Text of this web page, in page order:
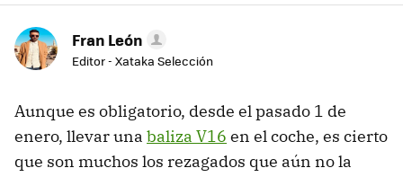
Fran León
Editor - Xataka Selección
Aunque es obligatorio, desde el pasado 1 de
enero, llevar una baliza V16 en el coche, es cierto
que son muchos los rezagados que aún no la